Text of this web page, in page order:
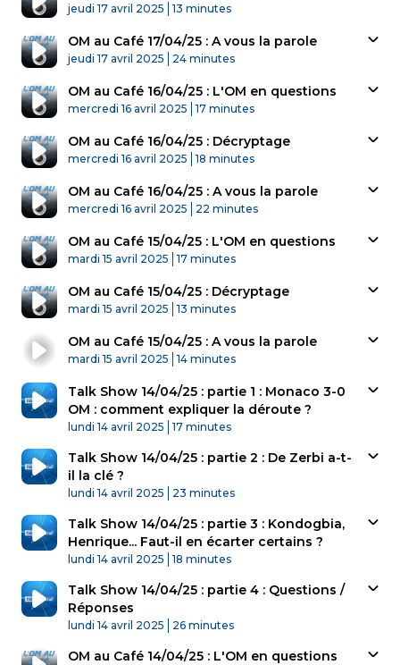
Published At
jeudi 17 avril 2025 Time
13 minutes
OM au Café 17/04/25 : A vous la parole
Published At
jeudi 17 avril 2025 Time
24 minutes
OM au Café 16/04/25 : L'OM en questions
Published At
mercredi 16 avril 2025 Time
17 minutes
OM au Café 16/04/25 : Décryptage
Published At
mercredi 16 avril 2025 Time
18 minutes
OM au Café 16/04/25 : A vous la parole
Published At
mercredi 16 avril 2025 Time
22 minutes
OM au Café 15/04/25 : L'OM en questions
Published At
mardi 15 avril 2025 Time
17 minutes
OM au Café 15/04/25 : Décryptage
Published At
mardi 15 avril 2025 Time
13 minutes
OM au Café 15/04/25 : A vous la parole
Published At
mardi 15 avril 2025 Time
14 minutes
Talk Show 14/04/25 : partie 1 : Monaco 3-0
OM : comment expliquer la déroute ?
Published At
lundi 14 avril 2025 Time
17 minutes
Talk Show 14/04/25 : partie 2 : De Zerbi a-t-
il la clé ?
Published At
lundi 14 avril 2025 Time
23 minutes
Talk Show 14/04/25 : partie 3 : Kondogbia,
Henrique... Faut-il en écarter certains ?
Published At
lundi 14 avril 2025 Time
18 minutes
Talk Show 14/04/25 : partie 4 : Questions /
Réponses
Published At
lundi 14 avril 2025 Time
26 minutes
OM au Café 14/04/25 : L'OM en questions